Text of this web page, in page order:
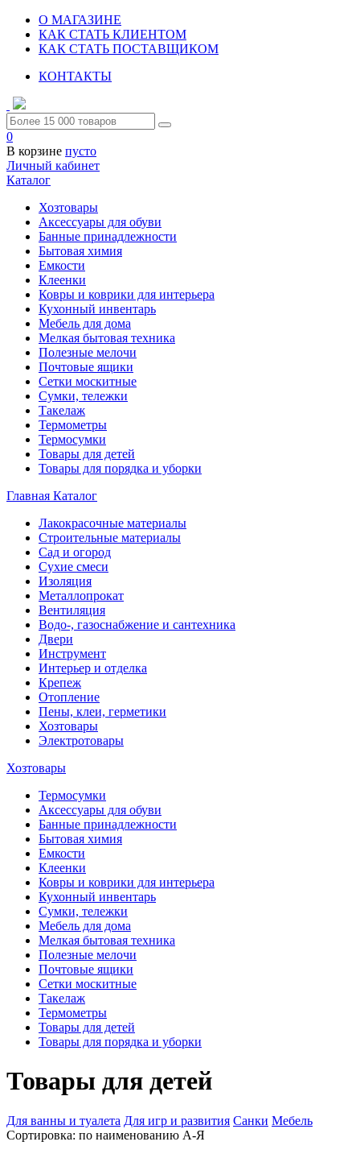
О МАГАЗИНЕ
КАК СТАТЬ КЛИЕНТОМ
КАК СТАТЬ ПОСТАВЩИКОМ
КОНТАКТЫ
0
В корзине пусто
Личный кабинет
Каталог
Хозтовары
Аксессуары для обуви
Банные принадлежности
Бытовая химия
Емкости
Клеенки
Ковры и коврики для интерьера
Кухонный инвентарь
Мебель для дома
Мелкая бытовая техника
Полезные мелочи
Почтовые ящики
Сетки москитные
Сумки, тележки
Такелаж
Термометры
Термосумки
Товары для детей
Товары для порядка и уборки
Главная Каталог
Лакокрасочные материалы
Строительные материалы
Сад и огород
Сухие смеси
Изоляция
Металлопрокат
Вентиляция
Водо-, газоснабжение и сантехника
Двери
Инструмент
Интерьер и отделка
Крепеж
Отопление
Пены, клеи, герметики
Хозтовары
Электротовары
Хозтовары
Термосумки
Аксессуары для обуви
Банные принадлежности
Бытовая химия
Емкости
Клеенки
Ковры и коврики для интерьера
Кухонный инвентарь
Сумки, тележки
Мебель для дома
Мелкая бытовая техника
Полезные мелочи
Почтовые ящики
Сетки москитные
Такелаж
Термометры
Товары для детей
Товары для порядка и уборки
Товары для детей
Для ванны и туалета Для игр и развития Санки Мебель
Сортировка: по наименованию А-Я